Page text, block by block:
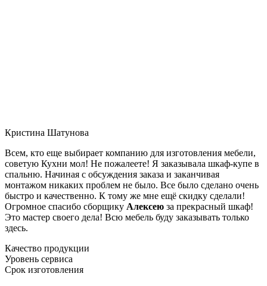
Кристина Шатунова
Всем, кто еще выбирает компанию для изготовления мебели,
советую Кухни мол! Не пожалеете! Я заказывала шкаф-купе в
спальню. Начиная с обсуждения заказа и заканчивая
монтажом никаких проблем не было. Все было сделано очень
быстро и качественно. К тому же мне ещё скидку сделали!
Огромное спасибо сборщику Алексею за прекрасный шкаф!
Это мастер своего дела! Всю мебель буду заказывать только
здесь.
Качество продукции
Уровень сервиса
Срок изготовления